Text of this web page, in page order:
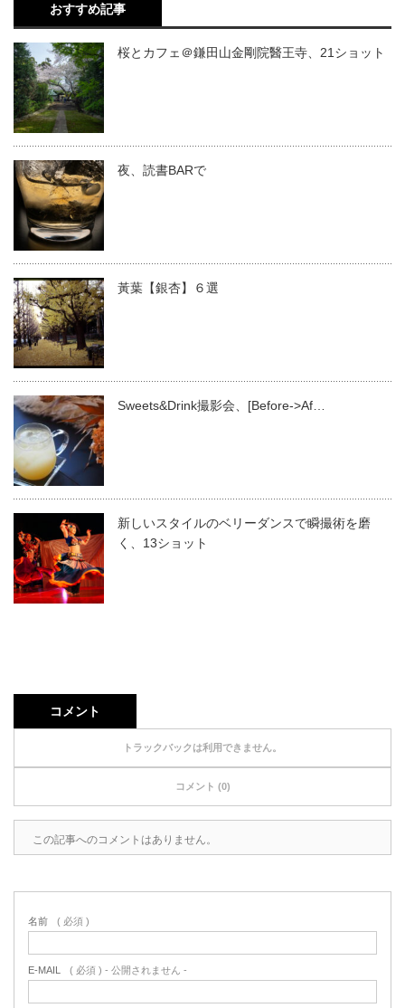
おすすめ記事
桜とカフェ＠鎌田山金剛院醫王寺、21ショット
夜、読書BARで
黃葉【銀杏】６選
Sweets&Drink撮影会、[Before->Af…
新しいスタイルのベリーダンスで瞬撮術を磨
く、13ショット
コメント
トラックバックは利用できません。
コメント (0)
この記事へのコメントはありません。
名前 ( 必須 )
E-MAIL ( 必須 ) - 公開されません -